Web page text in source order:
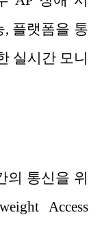
, 플랫폼을 통
실시간 모니
의 통신을 위
Access